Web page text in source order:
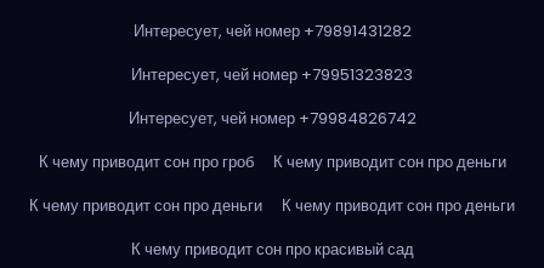
Интересует, чей номер +79891431282
Интересует, чей номер +79951323823
Интересует, чей номер +79984826742
К чему приводит сон про гроб
К чему приводит сон про деньги
К чему приводит сон про деньги
К чему приводит сон про деньги
К чему приводит сон про красивый сад